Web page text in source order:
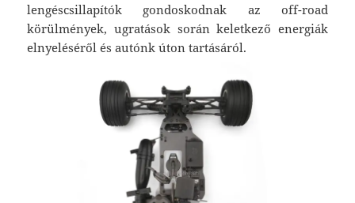
lengéscsillapítók gondoskodnak az off-road
körülmények, ugratások során keletkező energiák
elnyeléséről és autónk úton tartásáról.